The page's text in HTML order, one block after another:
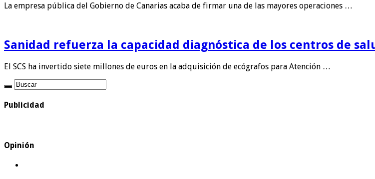
La empresa pública del Gobierno de Canarias acaba de firmar una de las mayores operaciones …
Sanidad refuerza la capacidad diagnóstica de los centros de
El SCS ha invertido siete millones de euros en la adquisición de ecógrafos para Atención …
Publicidad
Opinión